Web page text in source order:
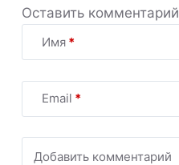
Оставить комментарий
Имя *
Email *
Добавить комментарий